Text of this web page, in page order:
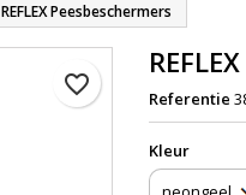
REFLEX Peesbeschermers
favorite_border Referentie
Kleur